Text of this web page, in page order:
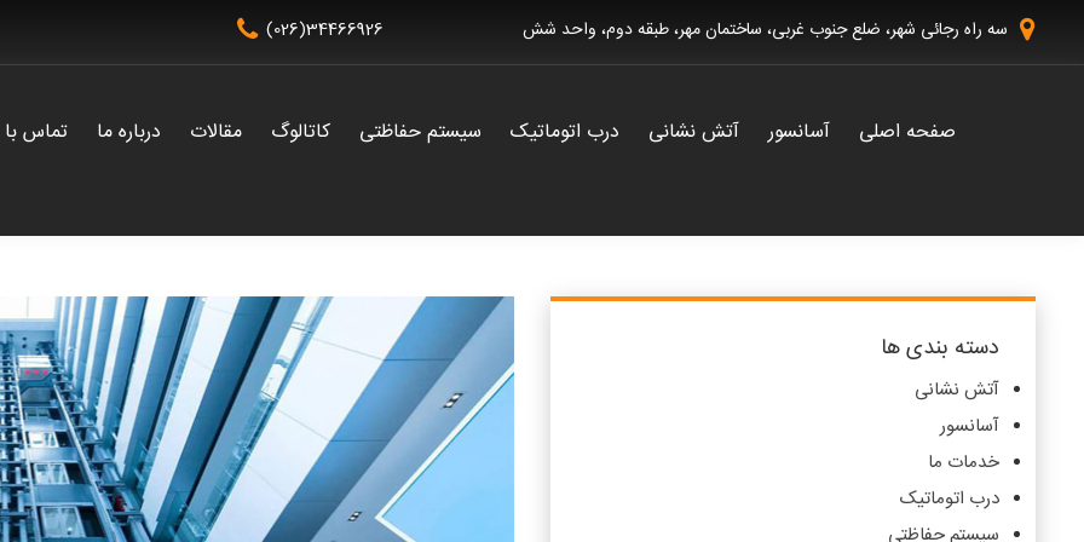
(026)34466926 سه راه رجائی شهر، ضلع جنوب غربی، ساختمان مهر، طبقه دوم، واحد شش
صفحه اصلی آسانسور آتش نشانی درب اتوماتیک سیستم حفاظتی کاتالوگ مقالات درباره ما تماس با
دسته بندی ها
آتش نشانی
آسانسور
خدمات ما
درب اتوماتیک
سیستم حفاظتی